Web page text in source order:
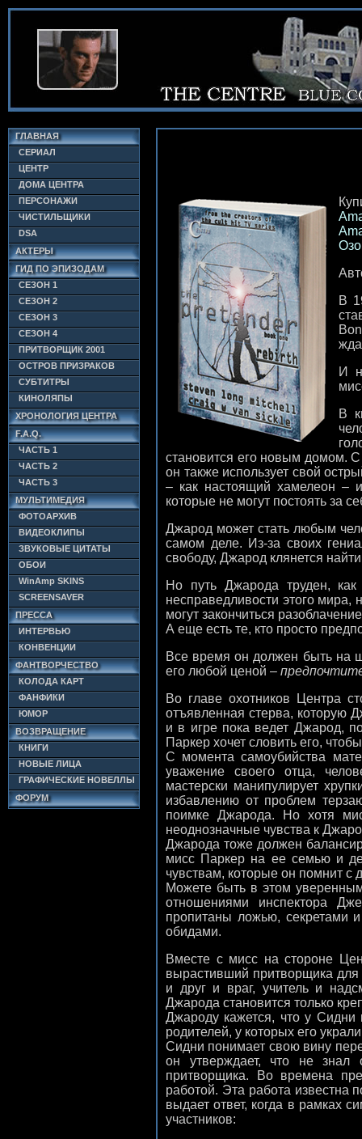
ГЛАВНАЯ
СЕРИАЛ
ЦЕНТР
ДОМА ЦЕНТРА
ПЕРСОНАЖИ
ЧИСТИЛЬЩИКИ
DSA
АКТЕРЫ
ГИД ПО ЭПИЗОДАМ
СЕЗОН 1
СЕЗОН 2
СЕЗОН 3
СЕЗОН 4
ПРИТВОРЩИК 2001
ОСТРОВ ПРИЗРАКОВ
СУБТИТРЫ
КИНОЛЯПЫ
ХРОНОЛОГИЯ ЦЕНТРА
F.A.Q.
ЧАСТЬ 1
ЧАСТЬ 2
ЧАСТЬ 3
МУЛЬТИМЕДИЯ
ФОТОАРХИВ
ВИДЕОКЛИПЫ
ЗВУКОВЫЕ ЦИТАТЫ
ОБОИ
WinAmp SKINS
SCREENSAVER
ПРЕССА
ИНТЕРВЬЮ
КОНВЕНЦИИ
ФАНТВОРЧЕСТВО
КОЛОДА КАРТ
ФАНФИКИ
ЮМОР
ВОЗВРАЩЕНИЕ
КНИГИ
НОВЫЕ ЛИЦА
ГРАФИЧЕСКИЕ НОВЕЛЛЫ
ФОРУМ
В
И
В
становится его новым домом.
он также использует свой
– как настоящий хамелеон –
которые не могут постоять за
Джарод может стать любым
самом деле. Из-за своих
свободу, Джарод клянется
Но путь Джарода труден,
несправедливости этого мира,
могут закончиться
А еще есть те, кто просто
Все время он должен быть на
его любой ценой –
Во главе охотников Центра
отъявленная стерва, которую
и в игре пока ведет Джарод,
Паркер хочет словить его,
С момента самоубийства
уважение своего отца,
мастерски манипулирует
избавлению от проблем
поимке Джарода. Но хотя
неоднозначные чувства к
Джарода тоже должен
мисс Паркер на ее семью и
чувствам, которые он помнит с
Можете быть в этом
отношениями инспектора
пропитаны ложью, секретами
обидами.
Вместе с мисс на стороне
вырастивший притворщика
и друг и враг, учитель и
Джарода становится только
Джароду кажется, что у
родителей, у которых его
Сидни понимает свою вину
он утверждает, что не знал
притворщика. Во времена
работой. Эта работа известна
выдает ответ, когда в рамках
участников: